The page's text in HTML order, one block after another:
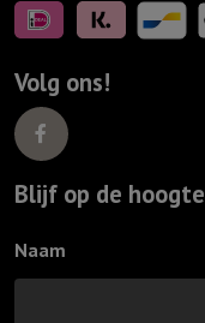
Volg ons!
Blijf op de hoogte
Naam